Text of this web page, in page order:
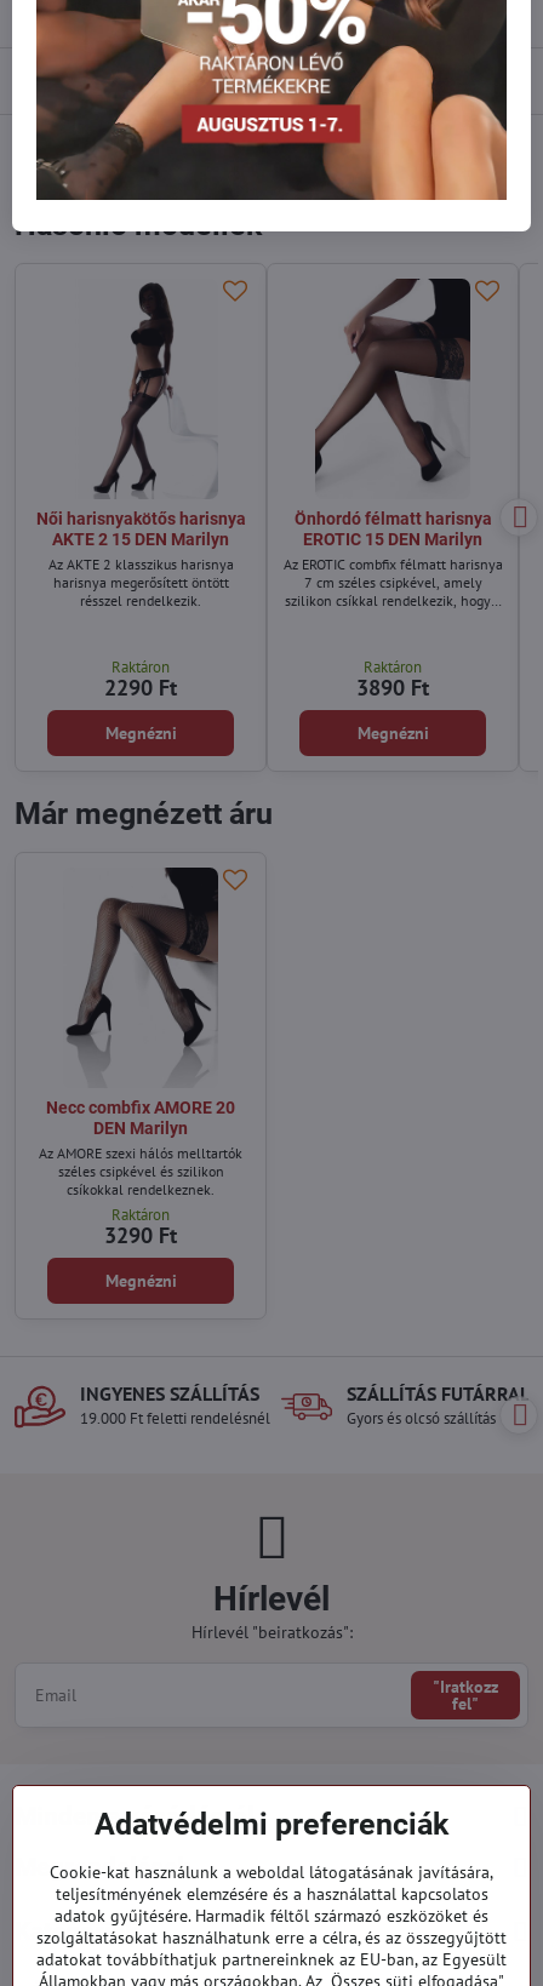
Vélemények 0
Fórum 0
Facebook Reddit WhatsApp
Hasonló modellek
Női harisnyakötős harisnya
AKTE 2 15 DEN Marilyn
Az AKTE 2 klasszikus harisnya
harisnya megerősített öntött
résszel rendelkezik.
Raktáron
2290 Ft
Megnézni
Önhordó félmatt harisnya
EROTIC 15 DEN Marilyn
Az EROTIC combfix félmatt harisnya
7 cm széles csipkével, amely
szilikon csíkkal rendelkezik, hogy a
Raktáron
3890 Ft
Megnézni
Már megnézett áru
Necc combfix AMORE 20
DEN Marilyn
Az AMORE szexi hálós melltartók
széles csipkével és szilikon
csíkokkal rendelkeznek.
Raktáron
3290 Ft
Megnézni
INGYENES SZÁLLÍTÁS
19.000 Ft feletti rendelésnél
SZÁLLÍTÁS FUTÁRRAL
Gyors és olcsó szállítás
Hírlevél
Hírlevél "beiratkozás":
"Iratkozz
fel"
Minden a vásárlásról
Megrendelések
Kategóriák
Adatvédelmi preferenciák
Cookie-kat használunk a weboldal látogatásának javítására,
teljesítményének elemzésére és a használattal kapcsolatos
adatok gyűjtésére. Harmadik féltől származó eszközöket és
szolgáltatásokat használhatunk erre a célra, és az összegyűjtött
adatokat továbbíthatjuk partnereinknek az EU-ban, az Egyesült
Államokban vagy más országokban. Az „Összes süti elfogadása"